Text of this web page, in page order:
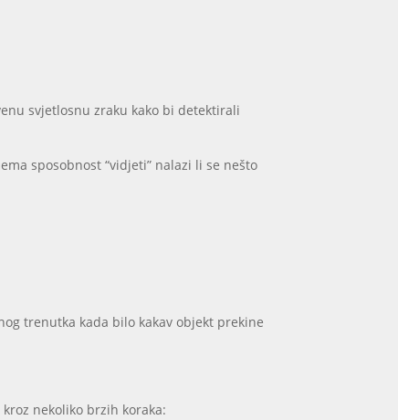
svjetlosnu zraku kako bi detektirali
sposobnost “vidjeti” nalazi li se nešto
trenutka kada bilo kakav objekt prekine
nekoliko brzih koraka: